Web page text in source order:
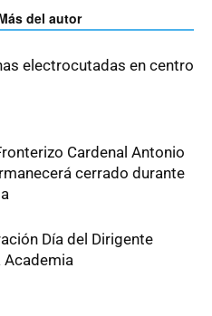
del autor
electrocutadas en centro
Cardenal Antonio
cerrado durante
Día del Dirigente
Academia